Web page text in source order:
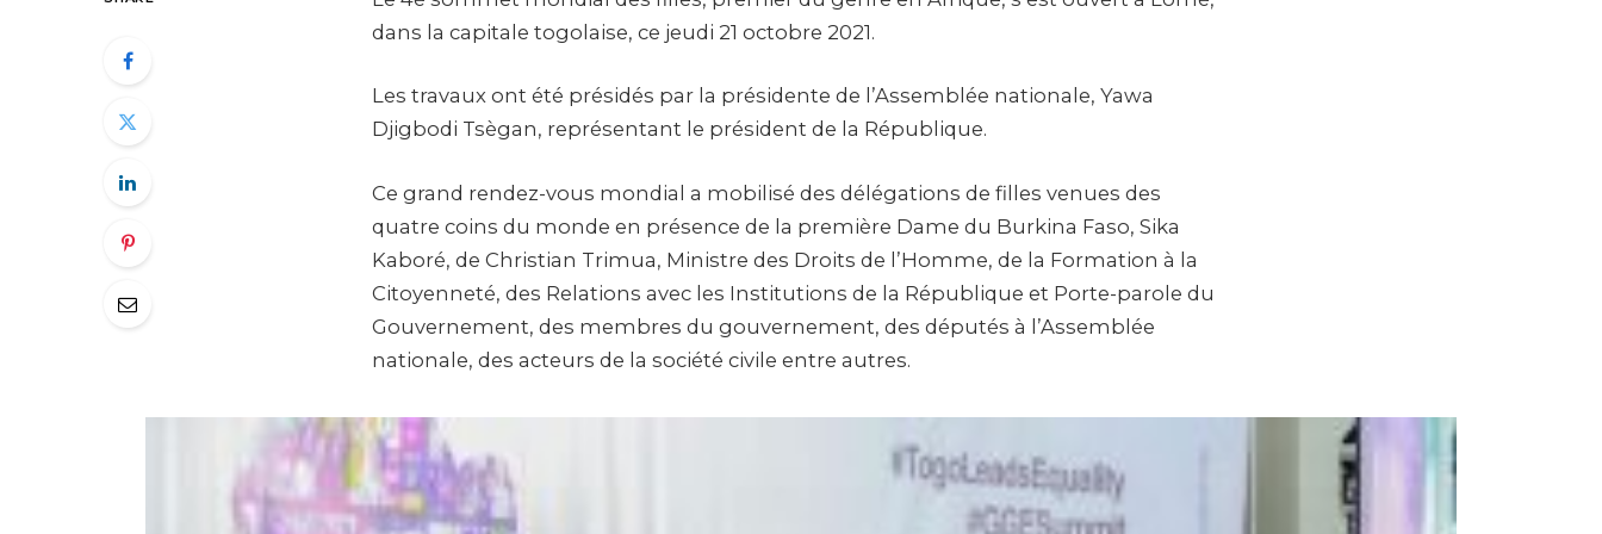
dans la capitale togolaise, ce jeudi 21 octobre 2021.
Les travaux ont été présidés par la présidente de l’Assemblée nationale, Yawa
Djigbodi Tsègan, représentant le président de la République.
Ce grand rendez-vous mondial a mobilisé des délégations de filles venues des
quatre coins du monde en présence de la première Dame du Burkina Faso, Sika
Kaboré, de Christian Trimua, Ministre des Droits de l’Homme, de la Formation à la
Citoyenneté, des Relations avec les Institutions de la République et Porte-parole du
Gouvernement, des membres du gouvernement, des députés à l’Assemblée
nationale, des acteurs de la société civile entre autres.